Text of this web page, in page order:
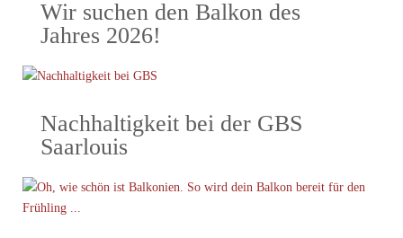
Wir suchen den Balkon des
Jahres 2026!
Nachhaltigkeit bei der GBS
Saarlouis